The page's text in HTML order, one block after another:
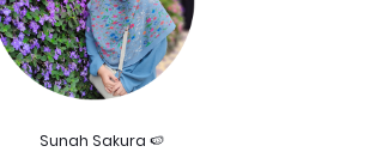
Sunah Sakura 🍉